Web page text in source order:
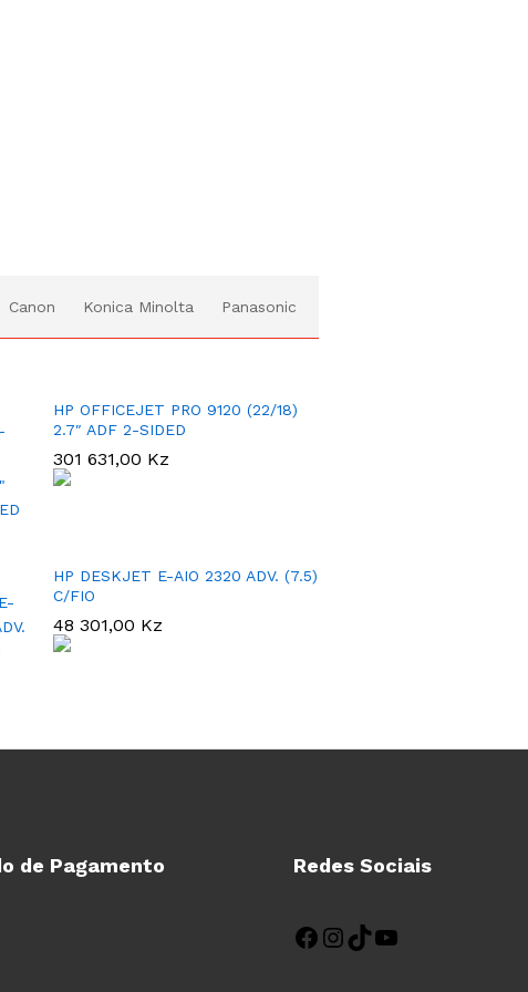
Canon Konica Minolta Panasonic
HP OFFICEJET PRO 9120 (22/18)
2.7″ ADF 2-SIDED
301 631,00 Kz
HP DESKJET E-AIO 2320 ADV. (7.5)
C/FIO
48 301,00 Kz
de Pagamento Redes Sociais